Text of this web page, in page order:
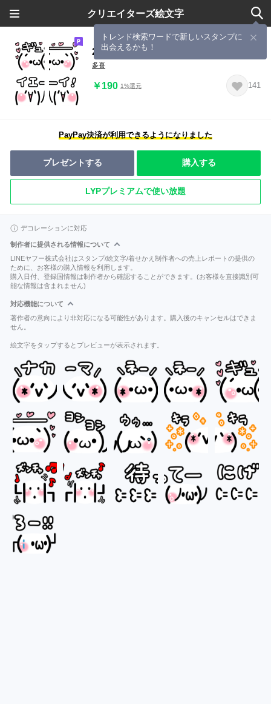
クリエイターズ絵文字
トレンド検索ワードで新しいスタンプに
出会えるかも！
2つで使う顔文字ツインズ
多喜
￥190 1%還元 141
PayPay決済が利用できるようになりました
プレゼントする 購入する
LYPプレミアムで使い放題
デコレーションに対応
制作者に提供される情報について
LINEヤフー株式会社はスタンプ/絵文字/着せかえ制作者への売上レポートの提供の
ために、お客様の購入情報を利用します。
購入日付、登録国情報は制作者から確認することができます。(お客様を直接識別可
能な情報は含まれません)
対応機能について
著作者の意向により非対応になる可能性があります。購入後のキャンセルはできま
せん。
絵文字をタップするとプレビューが表示されます。